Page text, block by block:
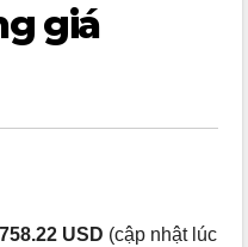
giá
USD (cập nhật lúc